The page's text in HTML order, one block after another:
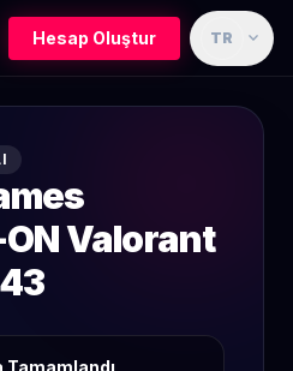
Hesap Oluştur TR expand_more
Valorant
Tamamlandı